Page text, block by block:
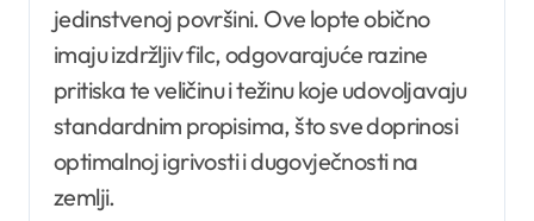
jedinstvenoj površini. Ove lopte obično
imaju izdržljiv filc, odgovarajuće razine
pritiska te veličinu i težinu koje udovoljavaju
standardnim propisima, što sve doprinosi
optimalnoj igrivosti i dugovječnosti na
zemlji.